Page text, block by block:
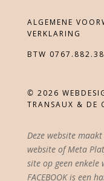
ALGEMENE
VERKLARING
BTW
© 2026
TRANSAUX & DE
Deze website
website of Meta
site op geen
FACEBOOK is een